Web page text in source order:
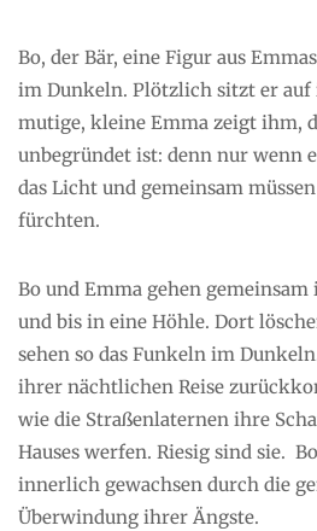
Bo, der Bär, eine Figur aus
im Dunkeln. Plötzlich sitzt er auf
mutige, kleine Emma zeigt ihm,
unbegründet ist: denn nur wenn
das Licht und gemeinsam
fürchten.
Bo und Emma gehen
und bis in eine Höhle. Dort
sehen so das Funkeln im
ihrer nächtlichen Reise
wie die Straßenlaternen ihre
Hauses werfen. Riesig sind sie.
innerlich gewachsen durch die
Überwindung ihrer Ängste.